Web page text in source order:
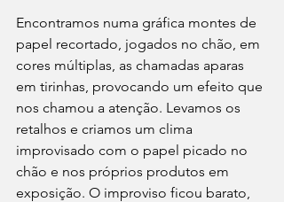
Encontramos numa gráfica montes de
papel recortado, jogados no chão, em
cores múltiplas, as chamadas aparas
em tirinhas, provocando um efeito que
nos chamou a atenção. Levamos os
retalhos e criamos um clima
improvisado com o papel picado no
chão e nos próprios produtos em
exposição. O improviso ficou barato,